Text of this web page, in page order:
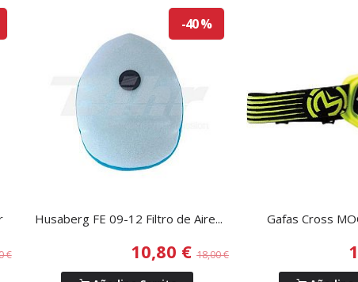
€
-40 %
Husaberg FE 09-12 Filtro de Aire...
10,80 €18,00 €
Gafas Cross